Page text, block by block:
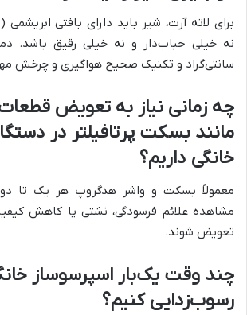
برای لاته آرت، شیر باید دارای بافتی
سانتی‌گراد و تکنیک صحیح هواگیری و چرخش
چه زمانی نیاز به تعویض
مانند بسکت پرتافیلتر در
خانگی داریم؟
معمولاً بسکت و واشر هدگروپ هر یک تا
مشاهده علائم فرسودگی، نشتی یا کاهش
تعویض شوند.
چند وقت یک‌بار اسپرسوساز
رسوب‌زدایی کنیم؟